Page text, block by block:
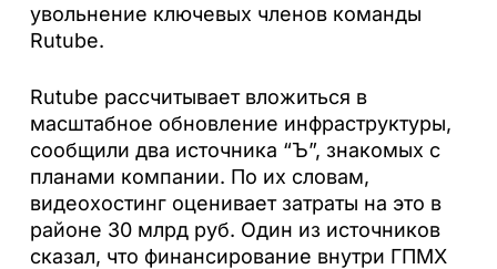
увольнение ключевых членов команды
Rutube.
Rutube рассчитывает вложиться в
масштабное обновление инфраструктуры,
сообщили два источника “Ъ”, знакомых с
планами компании. По их словам,
видеохостинг оценивает затраты на это в
районе 30 млрд руб. Один из источников
сказал, что финансирование внутри ГПМХ